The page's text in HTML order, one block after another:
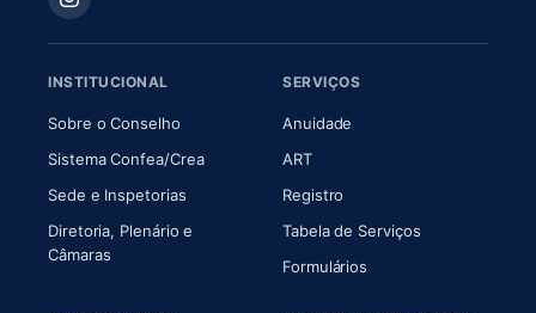
INSTITUCIONAL
Sobre o Conselho(abre em nova aba)
Sistema Confea/Crea(abre em nova aba)
Sede e Inspetorias
Diretoria, Plenário e
Câmaras(abre em nova aba)
SERVIÇOS
Anuidade
ART(abre em nova aba)
Registro
Tabela de Serviços
Formulários